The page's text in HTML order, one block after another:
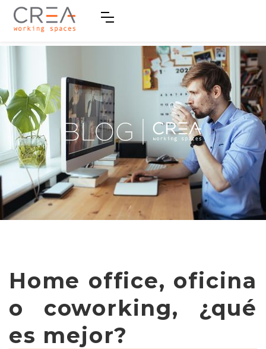
Home office, oficina
o coworking, ¿qué
es mejor?